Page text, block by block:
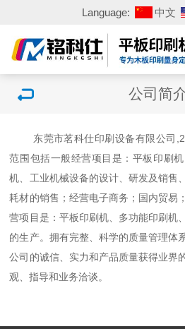
Language: 中文
公司简
东莞市茗科仕印刷设备有限公司
范围包括一般经营项目是：平板印刷
机、工业机械设备的设计、研发及销售
耗材的销售；经营电子商务；国内贸易
营项目是：平板印刷机、多功能印刷机
的生产。拥有完整、科学的质量管理体
公司的诚信、实力和产品质量获得业界
观、指导和业务洽谈。